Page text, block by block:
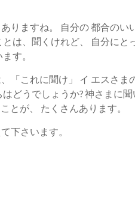
りますね。 自分の 都合のい
は、聞くけれど、 自分にと
す。
「これに聞け」 イ エスさま
どうでしょうか? 神さまに
とが、 たくさんあります。
下さいます。